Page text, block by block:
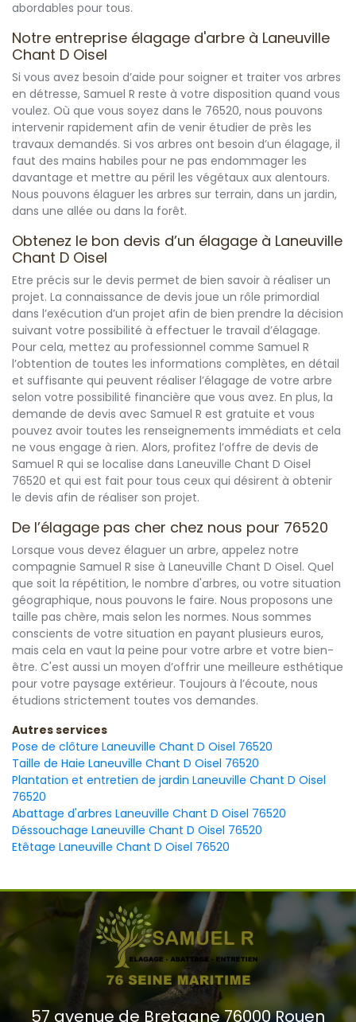
abordables pour tous.
Notre entreprise élagage d'arbre à Laneuville
Chant D Oisel
Si vous avez besoin d’aide pour soigner et traiter vos arbres
en détresse, Samuel R reste à votre disposition quand vous
voulez. Où que vous soyez dans le 76520, nous pouvons
intervenir rapidement afin de venir étudier de près les
travaux demandés. Si vos arbres ont besoin d’un élagage, il
faut des mains habiles pour ne pas endommager les
davantage et mettre au péril les végétaux aux alentours.
Nous pouvons élaguer les arbres sur terrain, dans un jardin,
dans une allée ou dans la forêt.
Obtenez le bon devis d’un élagage à Laneuville
Chant D Oisel
Etre précis sur le devis permet de bien savoir à réaliser un
projet. La connaissance de devis joue un rôle primordial
dans l’exécution d’un projet afin de bien prendre la décision
suivant votre possibilité à effectuer le travail d’élagage.
Pour cela, mettez au professionnel comme Samuel R
l’obtention de toutes les informations complètes, en détail
et suffisante qui peuvent réaliser l’élagage de votre arbre
selon votre possibilité financière que vous avez. En plus, la
demande de devis avec Samuel R est gratuite et vous
pouvez avoir toutes les renseignements immédiats et cela
ne vous engage à rien. Alors, profitez l’offre de devis de
Samuel R qui se localise dans Laneuville Chant D Oisel
76520 et qui est fait pour tous ceux qui désirent à obtenir
le devis afin de réaliser son projet.
De l’élagage pas cher chez nous pour 76520
Lorsque vous devez élaguer un arbre, appelez notre
compagnie Samuel R sise à Laneuville Chant D Oisel. Quel
que soit la répétition, le nombre d'arbres, ou votre situation
géographique, nous pouvons le faire. Nous proposons une
taille pas chère, mais selon les normes. Nous sommes
conscients de votre situation en payant plusieurs euros,
mais cela en vaut la peine pour votre arbre et votre bien-
être. C'est aussi un moyen d’offrir une meilleure esthétique
pour votre paysage extérieur. Toujours à l’écoute, nous
étudions strictement toutes vos demandes.
Autres services
Pose de clôture Laneuville Chant D Oisel 76520
Taille de Haie Laneuville Chant D Oisel 76520
Plantation et entretien de jardin Laneuville Chant D Oisel
76520
Abattage d'arbres Laneuville Chant D Oisel 76520
Déssouchage Laneuville Chant D Oisel 76520
Etêtage Laneuville Chant D Oisel 76520
57 avenue de Bretagne 76000 Rouen